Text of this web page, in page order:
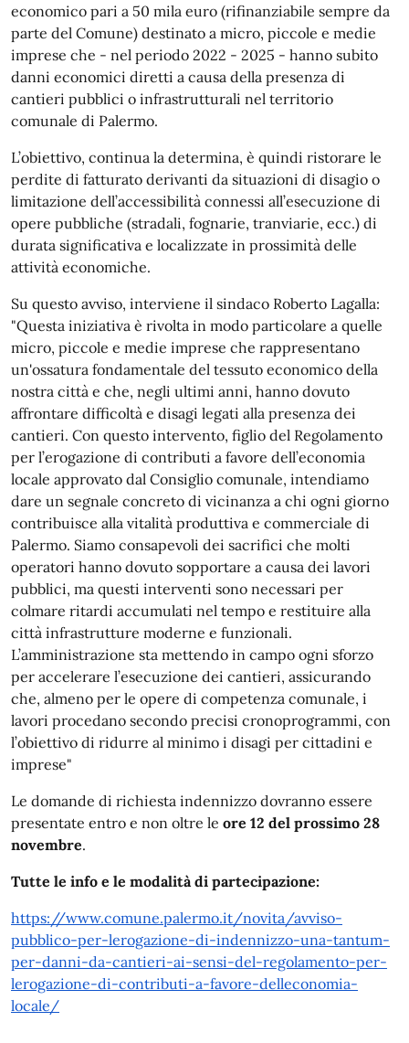
economico pari a 50 mila euro (rifinanziabile sempre da
parte del Comune) destinato a micro, piccole e medie
imprese che - nel periodo 2022 - 2025 - hanno subito
danni economici diretti a causa della presenza di
cantieri pubblici o infrastrutturali nel territorio
comunale di Palermo.
L’obiettivo, continua la determina, è quindi ristorare le
perdite di fatturato derivanti da situazioni di disagio o
limitazione dell’accessibilità connessi all’esecuzione di
opere pubbliche (stradali, fognarie, tranviarie, ecc.) di
durata significativa e localizzate in prossimità delle
attività economiche.
Su questo avviso, interviene il sindaco Roberto Lagalla:
"Questa iniziativa è rivolta in modo particolare a quelle
micro, piccole e medie imprese che rappresentano
un'ossatura fondamentale del tessuto economico della
nostra città e che, negli ultimi anni, hanno dovuto
affrontare difficoltà e disagi legati alla presenza dei
cantieri. Con questo intervento, figlio del Regolamento
per l’erogazione di contributi a favore dell’economia
locale approvato dal Consiglio comunale, intendiamo
dare un segnale concreto di vicinanza a chi ogni giorno
contribuisce alla vitalità produttiva e commerciale di
Palermo. Siamo consapevoli dei sacrifici che molti
operatori hanno dovuto sopportare a causa dei lavori
pubblici, ma questi interventi sono necessari per
colmare ritardi accumulati nel tempo e restituire alla
città infrastrutture moderne e funzionali.
L’amministrazione sta mettendo in campo ogni sforzo
per accelerare l’esecuzione dei cantieri, assicurando
che, almeno per le opere di competenza comunale, i
lavori procedano secondo precisi cronoprogrammi, con
l’obiettivo di ridurre al minimo i disagi per cittadini e
imprese"
Le domande di richiesta indennizzo dovranno essere
presentate entro e non oltre le ore 12 del prossimo 28
novembre.
Tutte le info e le modalità di partecipazione:
https://www.comune.palermo.it/novita/avviso-
pubblico-per-lerogazione-di-indennizzo-una-tantum-
per-danni-da-cantieri-ai-sensi-del-regolamento-per-
lerogazione-di-contributi-a-favore-delleconomia-
locale/